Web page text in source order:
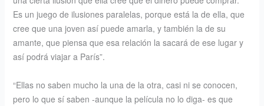
Es un juego de ilusiones paralelas, porque está la de ella, que
cree que una joven así puede amarla, y también la de su
amante, que piensa que esa relación la sacará de ese lugar y
así podrá viajar a París”.
“Ellas no saben mucho la una de la otra, casi ni se conocen,
pero lo que sí saben -aunque la película no lo diga- es que